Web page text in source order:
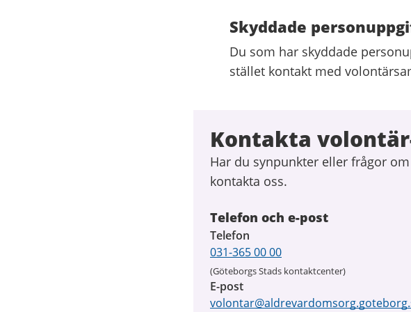
Skyddade
Du som har skyddade
stället kontakt med
Kontakta
Har du synpunkter eller frågor
kontakta oss.
Telefon och e-post
Telefon
031-365 00 00
(Göteborgs Stads kontaktcenter)
E-post